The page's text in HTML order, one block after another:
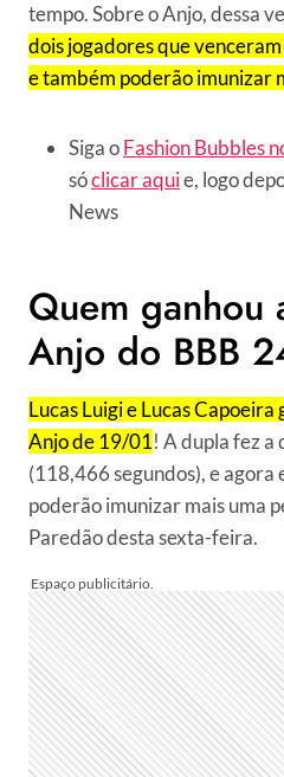
tempo. Sobre o Anjo, dessa
dois jogadores que
e também poderão imunizar
Siga oFashion Bubbles
sóclicar aquie, logo
News
Quem ganhou
Anjo do BBB
Lucas Luigi e Lucas
Anjo de 19/01! A dupla fez a
(118,466 segundos), e agora
poderão imunizar mais uma
Paredão desta sexta-feira.